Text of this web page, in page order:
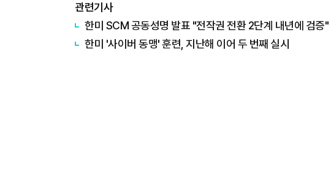
관련기사
한미 SCM 공동성명 발표 "전작권 전환 2단계 내년에 검증"
한미 '사이버 동맹' 훈련, 지난해 이어 두 번째 실시